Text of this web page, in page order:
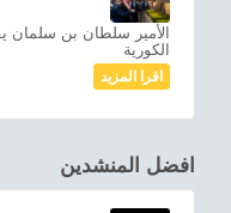
الأمير سلطان بن سلمان
الكورية
اقرا المزيد
افضل المنشدين